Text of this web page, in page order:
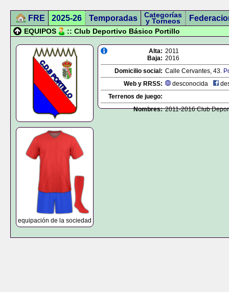
FRE 2025-26 Temporadas Categorías
y Torneos
EQUIPOS :: Club Deportivo Básico Portillo
equipación de la sociedad
Alta: 2011
Baja: 2016
Domicilio social: Calle Cervantes, 43.
Web y RRSS:
desconocida
Terrenos de juego:
Nombres: 2011-2016 Club